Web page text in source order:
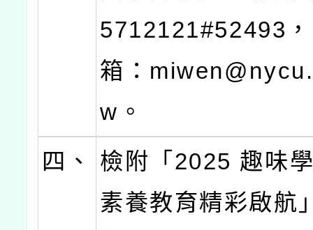
5712121#52493
箱：
w。
四、
檢附「2025 趣味
素養教育精彩啟航